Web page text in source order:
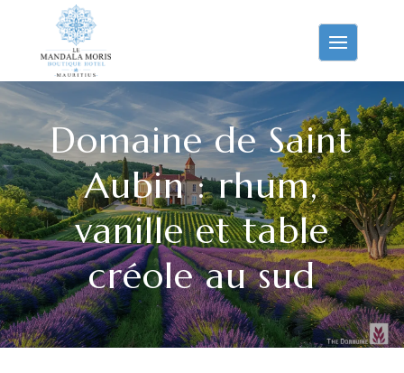
Domaine de Saint
Aubin : rhum,
vanille et table
créole au sud